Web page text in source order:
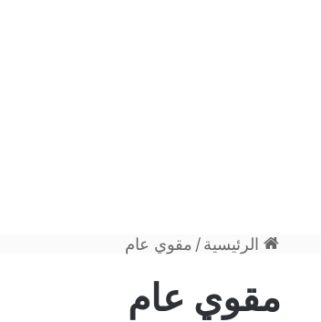
الرئيسية/ مقوي عام
مقوي عام